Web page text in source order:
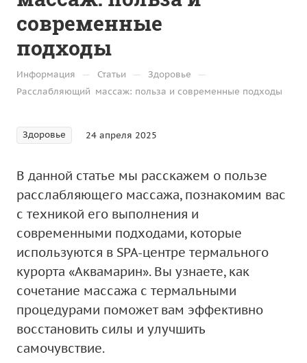
современные
подходы
Информация — Статьи — Здоровье —
Расслабляющий массаж: польза и современные подходы
Здоровье 24 апреля 2025
В данной статье мы расскажем о пользе
расслабляющего массажа, познакомим вас
с техникой его выполнения и
современными подходами, которые
используются в SPA-центре термального
курорта «Аквамарин». Вы узнаете, как
сочетание массажа с термальными
процедурами поможет вам эффективно
восстановить силы и улучшить
самочувствие.